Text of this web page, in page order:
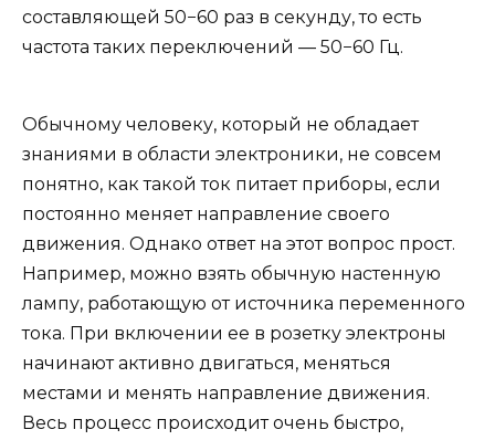
составляющей 50−60 раз в секунду, то есть
частота таких переключений — 50−60 Гц.
Обычному человеку, который не обладает
знаниями в области электроники, не совсем
понятно, как такой ток питает приборы, если
постоянно меняет направление своего
движения. Однако ответ на этот вопрос прост.
Например, можно взять обычную настенную
лампу, работающую от источника переменного
тока. При включении ее в розетку электроны
начинают активно двигаться, меняться
местами и менять направление движения.
Весь процесс происходит очень быстро,